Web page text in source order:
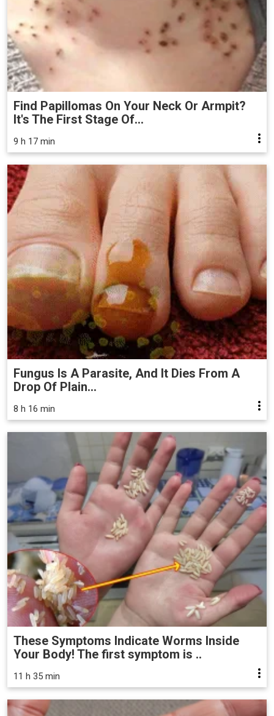
Find Papillomas On Your Neck Or Armpit?
It's The First Stage Of...
9 h 17 min
Fungus Is A Parasite, And It Dies From A
Drop Of Plain...
8 h 16 min
These Symptoms Indicate Worms Inside
Your Body! The first symptom is ..
11 h 35 min